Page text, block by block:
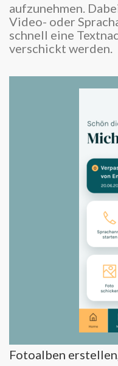
aufzunehmen.
Video- oder
schnell eine
verschickt werden.
Fotoalben